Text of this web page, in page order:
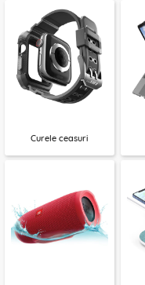
Curele ceasuri